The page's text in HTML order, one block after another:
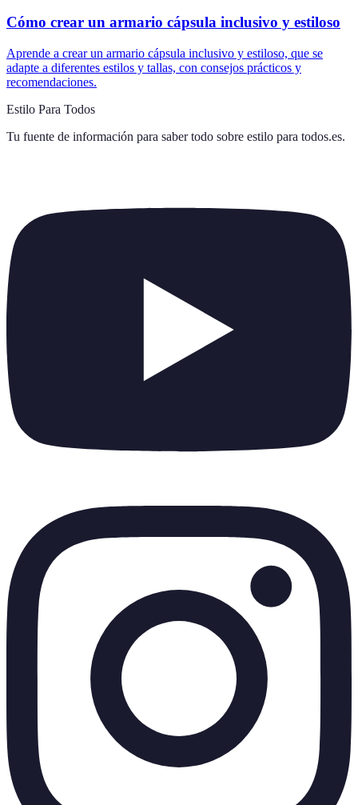
Cómo crear un armario cápsula inclusivo y estiloso
Aprende a crear un armario cápsula inclusivo y estiloso, que se
adapte a diferentes estilos y tallas, con consejos prácticos y
recomendaciones.
Estilo Para Todos
Tu fuente de información para saber todo sobre estilo para todos.es.